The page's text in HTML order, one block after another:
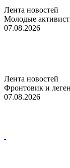
Лента новостей
Молодые
07.08.2026
Лента новостей
Фронтовик и
07.08.2026